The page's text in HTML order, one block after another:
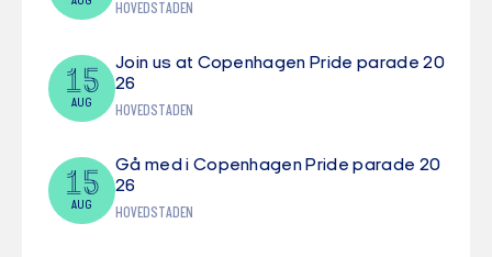
HOVEDSTADEN
15
AUG
Join us at Copenhagen Pride parade 20
26
HOVEDSTADEN
15
AUG
Gå med i Copenhagen Pride parade 20
26
HOVEDSTADEN